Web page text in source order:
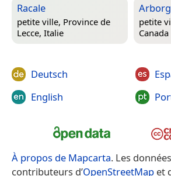
Racale
petite ville, Province de
Lecce, Italie
Arborg
petite
Canada
Deutsch
English
À propos de Mapcarta. Les
contributeurs d’OpenStreetMap et